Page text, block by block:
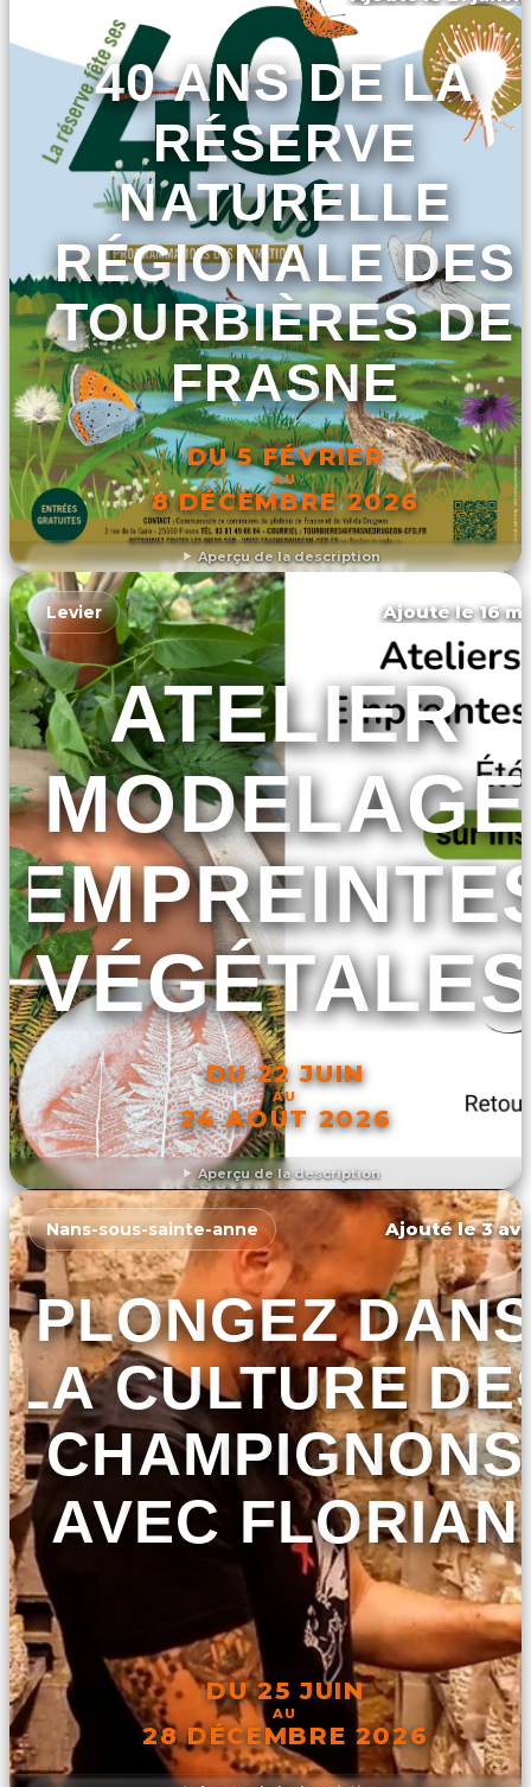
Aperçu de la description
40 ANS DE LA
RÉSERVE
NATURELLE
RÉGIONALE DES
TOURBIÈRES DE
FRASNE
DU 5 FÉVRIER
AU
8 DÉCEMBRE 2026
DÉCOUVRIR L'ÉVÉNEMENT
Aperçu de la description
Levier Ajouté le 16
ATELIER
MODELAGE
DU 22 JUIN
AU
24 AOÛT 2026
DÉCOUVRIR L'ÉVÉNEMENT
Nans-sous-sainte-anne Ajouté le 3
PLONGEZ
LA CULTURE
CHAMPIGNONS
AVEC FLORIAN
DU 25 JUIN
AU
28 DÉCEMBRE 2026